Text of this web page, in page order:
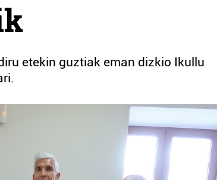
etekin guztiak eman dizkio Ikullu